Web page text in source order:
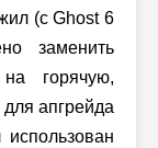
(с Ghost 6
заменить
горячую,
апгрейда